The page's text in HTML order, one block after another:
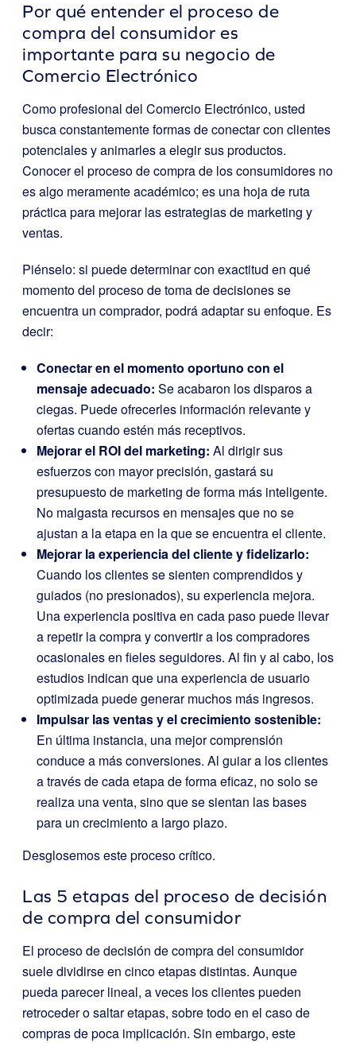
Por qué entender el proceso de
compra del consumidor es
importante para su negocio de
Comercio Electrónico
Como profesional del Comercio Electrónico, usted
busca constantemente formas de conectar con clientes
potenciales y animarles a elegir sus productos.
Conocer el proceso de compra de los consumidores no
es algo meramente académico; es una hoja de ruta
práctica para mejorar las estrategias de marketing y
ventas.
Piénselo: si puede determinar con exactitud en qué
momento del proceso de toma de decisiones se
encuentra un comprador, podrá adaptar su enfoque. Es
decir:
Conectar en el momento oportuno con el
mensaje adecuado: Se acabaron los disparos a
ciegas. Puede ofrecerles información relevante y
ofertas cuando estén más receptivos.
Mejorar el ROI del marketing: Al dirigir sus
esfuerzos con mayor precisión, gastará su
presupuesto de marketing de forma más inteligente.
No malgasta recursos en mensajes que no se
ajustan a la etapa en la que se encuentra el cliente.
Mejorar la experiencia del cliente y fidelizarlo:
Cuando los clientes se sienten comprendidos y
guiados (no presionados), su experiencia mejora.
Una experiencia positiva en cada paso puede llevar
a repetir la compra y convertir a los compradores
ocasionales en fieles seguidores. Al fin y al cabo, los
estudios indican que una experiencia de usuario
optimizada puede generar muchos más ingresos.
Impulsar las ventas y el crecimiento sostenible:
En última instancia, una mejor comprensión
conduce a más conversiones. Al guiar a los clientes
a través de cada etapa de forma eficaz, no solo se
realiza una venta, sino que se sientan las bases
para un crecimiento a largo plazo.
Desglosemos este proceso crítico.
Las 5 etapas del proceso de decisión
de compra del consumidor
El proceso de decisión de compra del consumidor
suele dividirse en cinco etapas distintas. Aunque
pueda parecer lineal, a veces los clientes pueden
retroceder o saltar etapas, sobre todo en el caso de
compras de poca implicación. Sin embargo, este